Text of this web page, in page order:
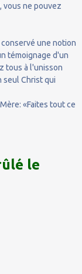
vous ne pouvez
une notion
témoignage d'un
tous à l'unisson
seul Christ qui
«Faites tout ce
le